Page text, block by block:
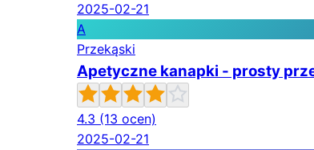
2025-02-21
A
Przekąski
Apetyczne kanapki - prosty
4.3 (13 ocen)
2025-02-21